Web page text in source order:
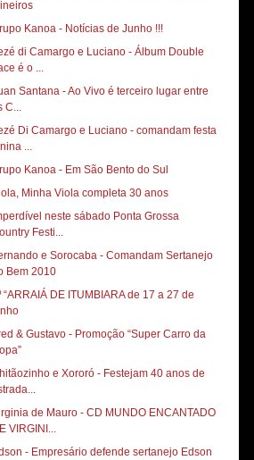
Kanoa - Notícias de Junho !!!
di Camargo e Luciano - Álbum Double
é o ...
Santana - Ao Vivo é terceiro lugar entre
C...
Di Camargo e Luciano - comandam festa
...
Kanoa - Em São Bento do Sul
Minha Viola completa 30 anos
neste sábado Ponta Grossa
Festi...
e Sorocaba - Comandam Sertanejo
Bem 2010
“ARRAIÁ DE ITUMBIARA de 17 a 27 de
& Gustavo - Promoção “Super Carro da
e Xororó - Festejam 40 anos de
de Mauro - CD MUNDO ENCANTADO
VIRGINI...
- Empresário defende sertanejo Edson